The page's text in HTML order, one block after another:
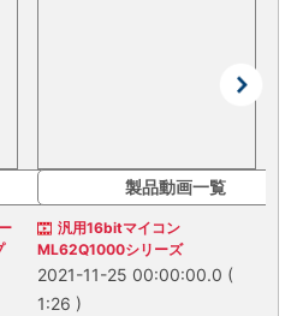
製品動画一覧
汎用16bitマイコン
ML62Q1000シリーズ
2021-11-25 00:00:00.0 (
1:26 )